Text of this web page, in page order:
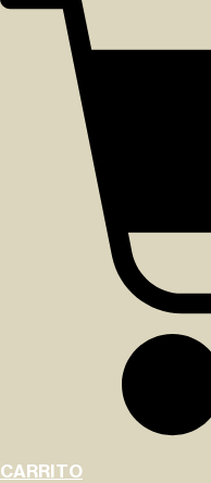
CARRITO